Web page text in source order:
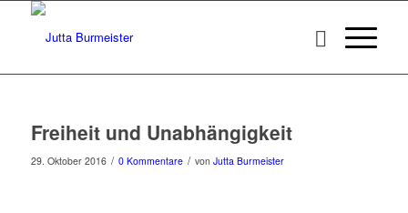
Freiheit und Unabhängigkeit
29. Oktober 2016 / 0 Kommentare / von Jutta Burmeister